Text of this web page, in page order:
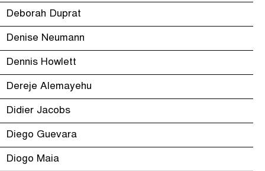
Deborah Duprat
Denise Neumann
Dennis Howlett
Dereje Alemayehu
Didier Jacobs
Diego Guevara
Diogo Maia